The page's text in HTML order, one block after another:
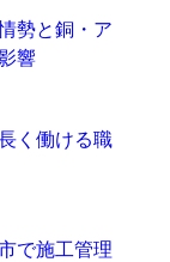
勢と銅・ア
響
く働ける職
で施工管理